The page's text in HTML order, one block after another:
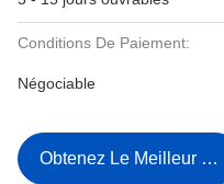
Conditions De Paiement:
Négociable
Obtenez Le Meilleur Prix